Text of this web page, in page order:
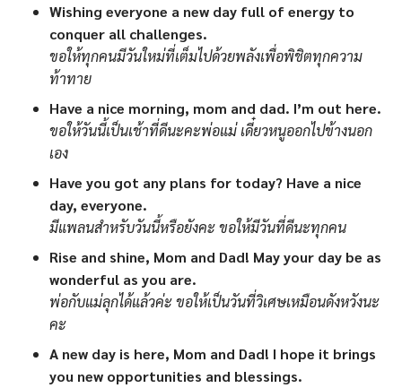
Wishing everyone a new day full of energy to
conquer all challenges.
ขอให้ทุกคนมีวันใหม่ที่เต็มไปด้วยพลังเพื่อพิชิตทุกความ
ท้าทาย
Have a nice morning, mom and dad. I’m out here.
ขอให้วันนี้เป็นเช้าที่ดีนะคะพ่อแม่ เดี๋ยวหนูออกไปข้างนอก
เอง
Have you got any plans for today? Have a nice
day, everyone.
มีแพลนสำหรับวันนี้หรือยังคะ ขอให้มีวันที่ดีนะทุกคน
Rise and shine, Mom and Dad! May your day be as
wonderful as you are.
พ่อกับแม่ลุกได้แล้วค่ะ ขอให้เป็นวันที่วิเศษเหมือนดังหวังนะ
คะ
A new day is here, Mom and Dad! I hope it brings
you new opportunities and blessings.